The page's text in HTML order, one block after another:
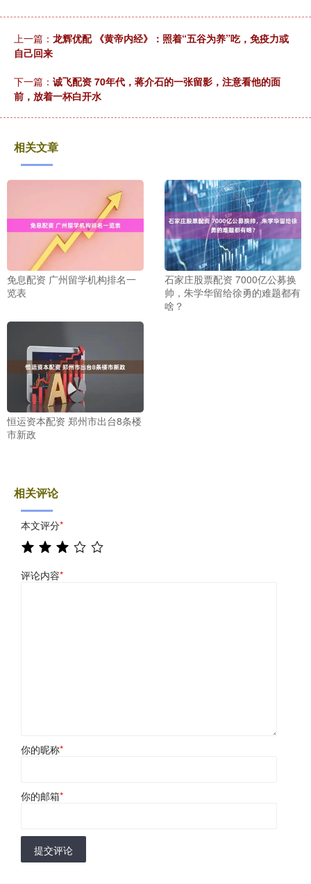
上一篇： 龙辉优配 《黄帝内经》：照着“五谷为养”吃，免疫力或
自己回来
下一篇： 诚飞配资 70年代，蒋介石的一张留影，注意看他的面
前，放着一杯白开水
相关文章
免息配资 广州留学机构排名一
览表
石家庄股票配资 7000亿公募换
帅，朱学华留给徐勇的难题都有
啥？
恒运资本配资 郑州市出台8条楼
市新政
相关评论
本文评分*
评论内容*
你的昵称*
你的邮箱*
提交评论